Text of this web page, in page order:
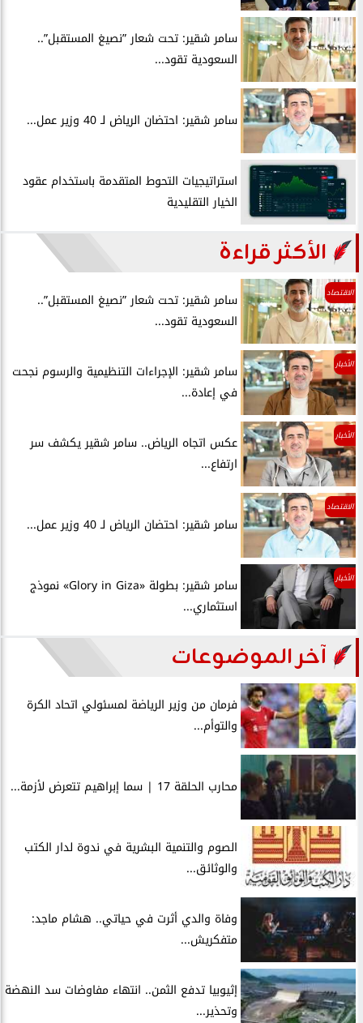
سامر شقير: تحت شعار ”نصيغ المستقبل”..
السعودية تقود...
سامر شقير: احتضان الرياض لـ 40 وزير عمل...
استراتيجيات التحوط المتقدمة باستخدام عقود
الخيار التقليدية
الأكثر قراءة
الاقتصاد
سامر شقير: تحت شعار ”نصيغ المستقبل”..
السعودية تقود...
الأخبار
سامر شقير: الإجراءات التنظيمية والرسوم نجحت
في إعادة...
الأخبار
عكس اتجاه الرياض.. سامر شقير يكشف سر
ارتفاع...
الاقتصاد
سامر شقير: احتضان الرياض لـ 40 وزير عمل...
الأخبار
سامر شقير: بطولة «Glory in Giza» نموذج
استثماري...
آخر الموضوعات
فرمان من وزير الرياضة لمسئولي اتحاد الكرة
والتوأم...
محارب الحلقة 17 | سما إبراهيم تتعرض لأزمة...
الصوم والتنمية البشرية في ندوة لدار الكتب
والوثائق...
وفاة والدي أثرت في حياتي.. هشام ماجد:
متفكريش...
إثيوبيا تدفع الثمن.. انتهاء مفاوضات سد النهضة
وتحذير...